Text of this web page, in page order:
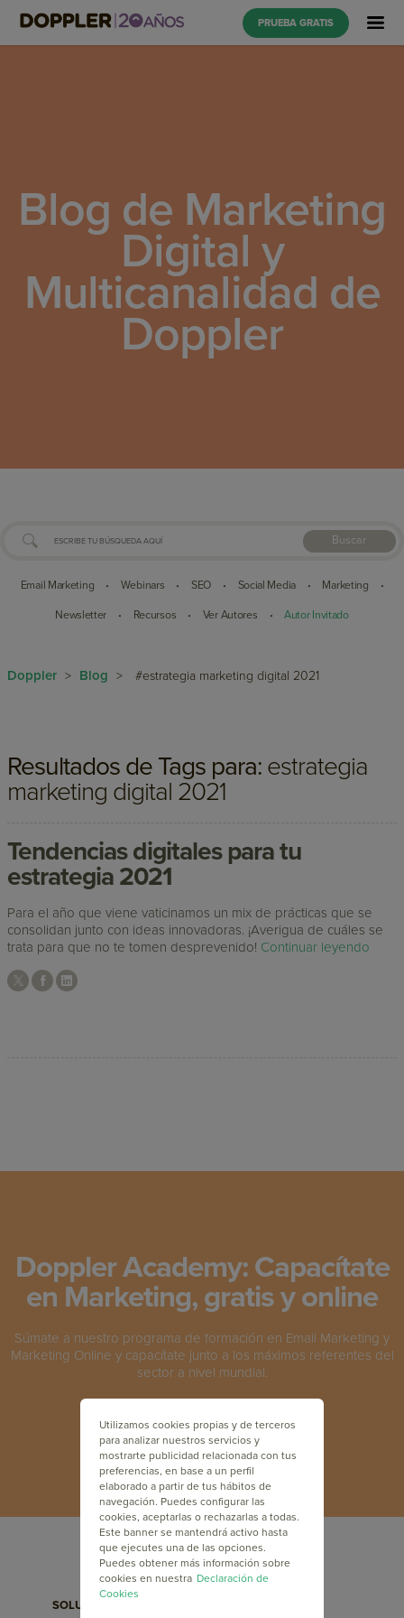
PRUEBA GRATIS
Blog de Marketing
Digital y
Multicanalidad de
Doppler
Buscar
Email Marketing • Webinars • SEO • Social Media • Marketing •
Newsletter • Recursos • Ver Autores • Autor Invitado
Doppler > Blog > #estrategia marketing digital 2021
Resultados de Tags para: estrategia
marketing digital 2021
Tendencias digitales para tu
estrategia 2021
Para el año que viene vaticinamos un mix de prácticas que se
consolidan junto con ideas innovadoras. ¡Averigua de cuáles se
trata para que no te tomen desprevenido! Continuar leyendo
Doppler Academy: Capacítate
en Marketing, gratis y online
Súmate a nuestro programa de formación en Email Marketing y
Marketing Online y capacítate junto a los máximos referentes del
sector a nivel mundial.
INSCRÍBETE GRATIS
SOLUCIONES
Utilizamos cookies propias y de terceros
para analizar nuestros servicios y
mostrarte publicidad relacionada con tus
preferencias, en base a un perfil
elaborado a partir de tus hábitos de
navegación. Puedes configurar las
cookies, aceptarlas o rechazarlas a todas.
Este banner se mantendrá activo hasta
que ejecutes una de las opciones.
Puedes obtener más información sobre
cookies en nuestra Declaración de
Cookies